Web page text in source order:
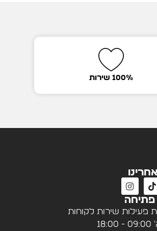
100% שירות
פעילות שירות לקוחות